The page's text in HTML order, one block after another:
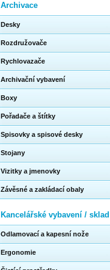
Archivace
Desky
Rozdružovače
Rychlovazače
Archivační vybavení
Boxy
Pořadače a štítky
Spisovky a spisové desky
Stojany
Vizitky a jmenovky
Závěsné a zakládací obaly
Kancelářské vybavení / sklad
Odlamovací a kapesní nože
Ergonomie